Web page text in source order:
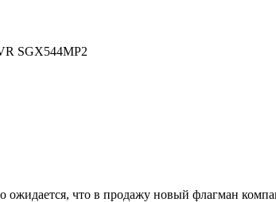
SGX544MP2
ожидается, что в продажу новый флагман